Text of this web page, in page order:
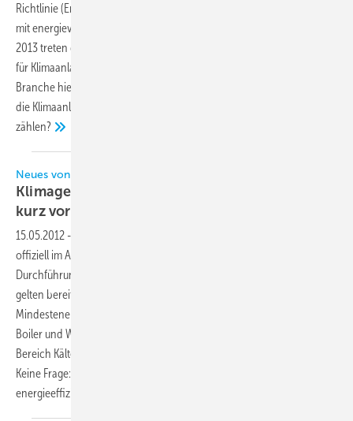
Richtlinie (ErP) Energy related Products , die in 31 Lots den Umgang
mit energieverbrauchsrelevanten Produkten definiert. Zum 1. Januar
2013 treten die Bestimmungen des Lot 10 in Kraft, das neue Richtlinien
für Klimaanlagen bis 12 kW Kälteleistung definiert. Was muss die
Branche hier beachten und welche Änderungen kommen auf alle zu,
die Klimaanlagen in Planung oder Installation zu ihrem Aufgabenfeld
zählen?
Neues von der Ökodesign-Front
Klimageräte verabschiedet, Wärmepumpen
kurz vor dem Abschluss und
15.05.2012 -
offiziell im Amtsblatt veröffentlichten Ökodesign-
Durchführungsmaßnahme zum Thema Klimageräte < 12 kW. Hier
gelten bereits ab nächstem Jahr die neuen
Mindestenergieeffizienzanforderungen. Das Produktlos zum Thema
Boiler und Wärmepumpen steht kurz vor dem Abschluss und auch im
Bereich Kälteanwendungen wurden erhebliche Fortschritte erzielt.
Keine Frage: Kälte- und Klimaanwendungen werden künftig immer
energieeffizienter und das ist gesetzlich